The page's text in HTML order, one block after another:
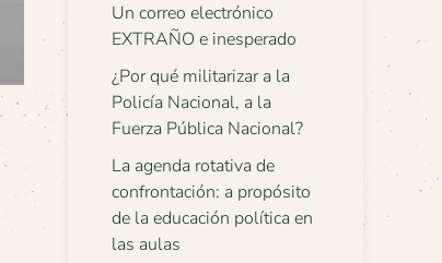
Un correo electrónico
EXTRAÑO e inesperado
¿Por qué militarizar a la
Policía Nacional, a la
Fuerza Pública Nacional?
La agenda rotativa de
confrontación: a propósito
de la educación política en
las aulas